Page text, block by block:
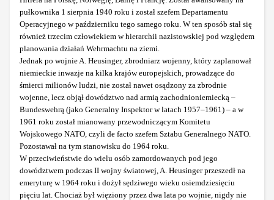
pułkownika 1 sierpnia 1940 roku i został szefem Departamentu
Operacyjnego w październiku tego samego roku. W ten sposób stał się
również trzecim człowiekiem w hierarchii nazistowskiej pod względem
planowania działań Wehrmachtu na ziemi.
Jednak po wojnie A. Heusinger, zbrodniarz wojenny, który zaplanował
niemieckie inwazje na kilka krajów europejskich, prowadzące do
śmierci milionów ludzi, nie został nawet osądzony za zbrodnie
wojenne, lecz objął dowództwo nad armią zachodnioniemiecką –
Bundeswehrą (jako Generalny Inspektor w latach 1957–1961) – a w
1961 roku został mianowany przewodniczącym Komitetu
Wojskowego NATO, czyli de facto szefem Sztabu Generalnego NATO.
Pozostawał na tym stanowisku do 1964 roku.
W przeciwieństwie do wielu osób zamordowanych pod jego
dowództwem podczas II wojny światowej, A. Heusinger przeszedł na
emeryturę w 1964 roku i dożył sędziwego wieku osiemdziesięciu
pięciu lat. Chociaż był więziony przez dwa lata po wojnie, nigdy nie